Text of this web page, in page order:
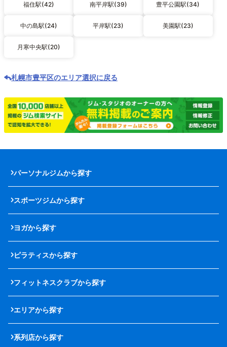
福住駅(42) 南平岸駅(39) 豊平公園駅(34)
中の島駅(24) 平岸駅(23) 美園駅(23)
月寒中央駅(20)
札幌市豊平区のエリア選択に戻る
パーソナルジムから探す
スポーツジムから探す
ヨガから探す
ピラティスから探す
フィットネスクラブから探す
エリアから探す
系列店から探す